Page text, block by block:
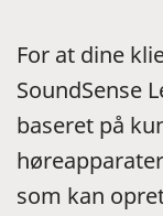
For at dine
SoundSense
baseret på
som kan